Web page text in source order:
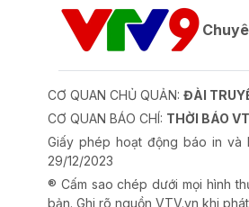
CƠ QUAN CHỦ QUẢN: ĐÀI
CƠ QUAN BÁO CHÍ: THỜI BÁO
Giấy phép hoạt động báo in và
29/12/2023
® Cấm sao chép dưới mọi hình
bản. Ghi rõ nguồn VTV.vn khi